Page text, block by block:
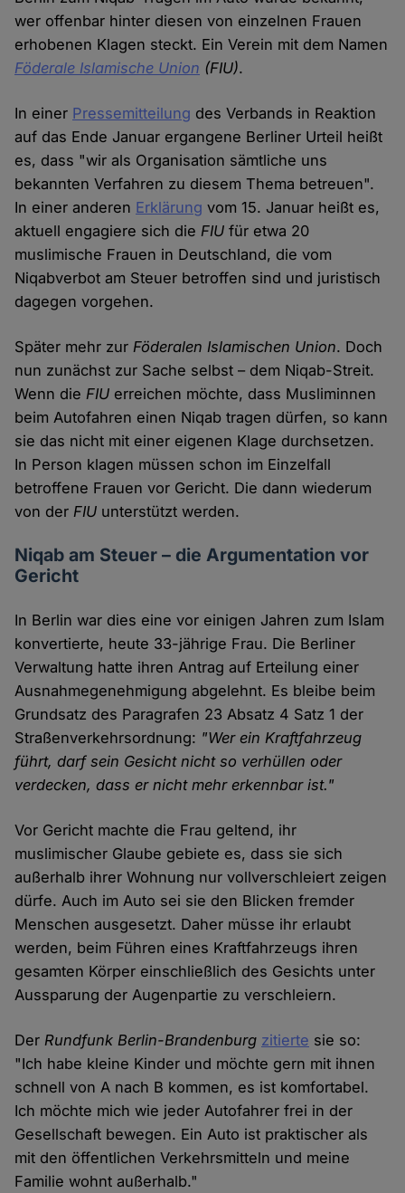
wer offenbar hinter diesen von einzelnen Frauen
erhobenen Klagen steckt. Ein Verein mit dem Namen
Föderale Islamische Union (FIU).
In einer Pressemitteilung des Verbands in Reaktion
auf das Ende Januar ergangene Berliner Urteil heißt
es, dass "wir als Organisation sämtliche uns
bekannten Verfahren zu diesem Thema betreuen".
In einer anderen Erklärung vom 15. Januar heißt es,
aktuell engagiere sich dieFIU für etwa 20
muslimische Frauen in Deutschland, die vom
Niqabverbot am Steuer betroffen sind und juristisch
dagegen vorgehen.
Später mehr zurFöderalen Islamischen Union. Doch
nun zunächst zur Sache selbst – dem Niqab-Streit.
Wenn dieFIU erreichen möchte, dass Musliminnen
beim Autofahren einen Niqab tragen dürfen, so kann
sie das nicht mit einer eigenen Klage durchsetzen.
In Person klagen müssen schon im Einzelfall
betroffene Frauen vor Gericht. Die dann wiederum
von derFIU unterstützt werden.
Niqab am Steuer – die Argumentation vor
Gericht
In Berlin war dies eine vor einigen Jahren zum Islam
konvertierte, heute 33-jährige Frau. Die Berliner
Verwaltung hatte ihren Antrag auf Erteilung einer
Ausnahmegenehmigung abgelehnt. Es bleibe beim
Grundsatz des Paragrafen 23 Absatz 4 Satz 1 der
Straßenverkehrsordnung: "Wer ein Kraftfahrzeug
führt, darf sein Gesicht nicht so verhüllen oder
verdecken, dass er nicht mehr erkennbar ist."
Vor Gericht machte die Frau geltend, ihr
muslimischer Glaube gebiete es, dass sie sich
außerhalb ihrer Wohnung nur vollverschleiert zeigen
dürfe. Auch im Auto sei sie den Blicken fremder
Menschen ausgesetzt. Daher müsse ihr erlaubt
werden, beim Führen eines Kraftfahrzeugs ihren
gesamten Körper einschließlich des Gesichts unter
Aussparung der Augenpartie zu verschleiern.
DerRundfunk Berlin-Brandenburg zitierte sie so:
"Ich habe kleine Kinder und möchte gern mit ihnen
schnell von A nach B kommen, es ist komfortabel.
Ich möchte mich wie jeder Autofahrer frei in der
Gesellschaft bewegen. Ein Auto ist praktischer als
mit den öffentlichen Verkehrsmitteln und meine
Familie wohnt außerhalb."